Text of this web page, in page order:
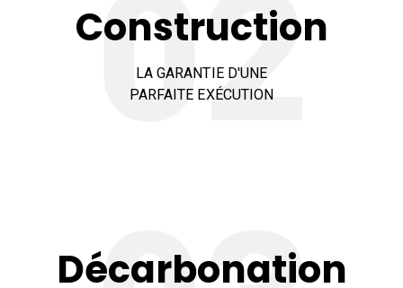
Construction
LA GARANTIE D'UNE
PARFAITE EXÉCUTION
Décarbonation